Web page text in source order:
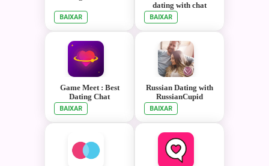
BAIXAR
dating with chat
BAIXAR
Game Meet : Best
Dating Chat
BAIXAR
Russian Dating with
RussianCupid
BAIXAR